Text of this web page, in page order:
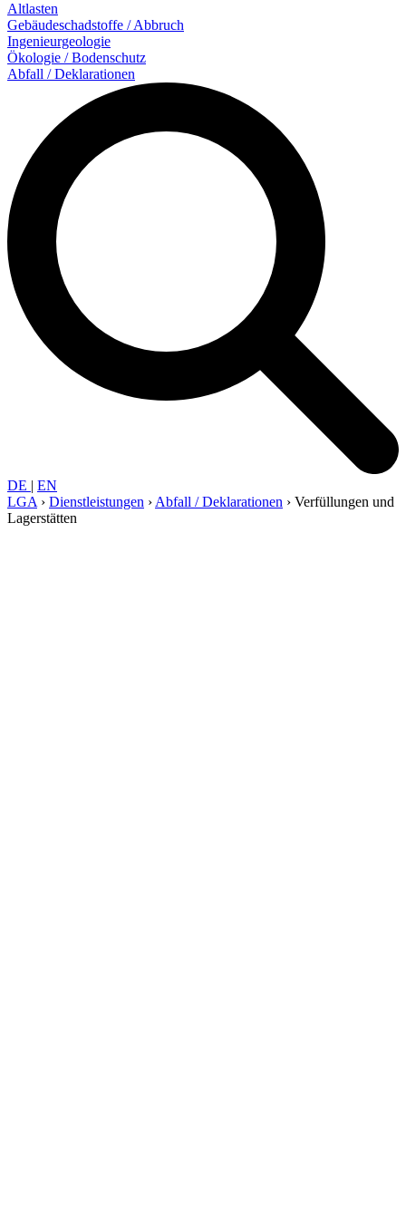
Altlasten
Gebäude­schadstoffe / Abbruch
Ingenieur­geologie
Ökologie / Bodenschutz
Abfall / Deklarationen
DE
EN
LGA › Dienst­leis­tungen ›Abfall / Deklarationen › Verfül­lungen und
Lager­stätten